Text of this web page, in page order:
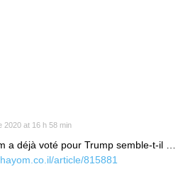
2020 at 16 h 58 min
a déjà voté pour Trump semble-t-il …
article/815881